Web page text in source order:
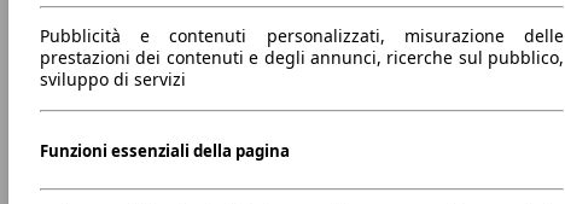
Pubblicità e contenuti personalizzati, misurazione delle
prestazioni dei contenuti e degli annunci, ricerche sul pubblico,
sviluppo di servizi
Funzioni essenziali della pagina